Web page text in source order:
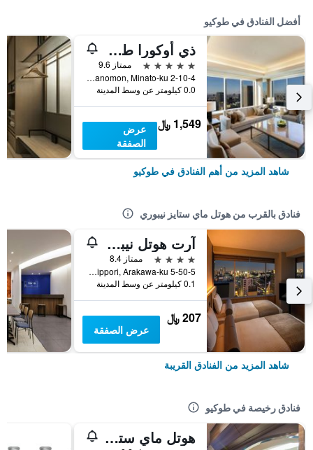
أفضل الفنادق في طوكيو
ذي أوكورا طوكيو
5 نجوم
ممتاز 9.6
2-10-4 Toranomon, Minato-ku, طوكيو, اليابان
0.0 كيلومتر عن وسط المدينة
1,549 ﷼
عرض
الصفقة
شاهد المزيد من أهم الفنادق في طوكيو
فنادق بالقرب من هوتل ماي ستايز نيبوري
آرت هوتل نيبوري لونجوود
4 نجوم
ممتاز 8.4
5-50-5 Higashinippori, Arakawa-ku, طوكيو, اليابان
0.1 كيلومتر عن وسط المدينة
207 ﷼
عرض الصفقة
شاهد المزيد من الفنادق القريبة
فنادق رخيصة في طوكيو
هوتل ماي ستايز أوينو إناريتشو